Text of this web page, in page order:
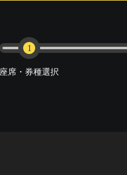
1
座席・券種選択